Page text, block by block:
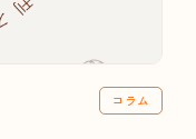
コラム